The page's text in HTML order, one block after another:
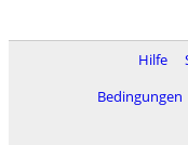
Hilfe
Bedingungen